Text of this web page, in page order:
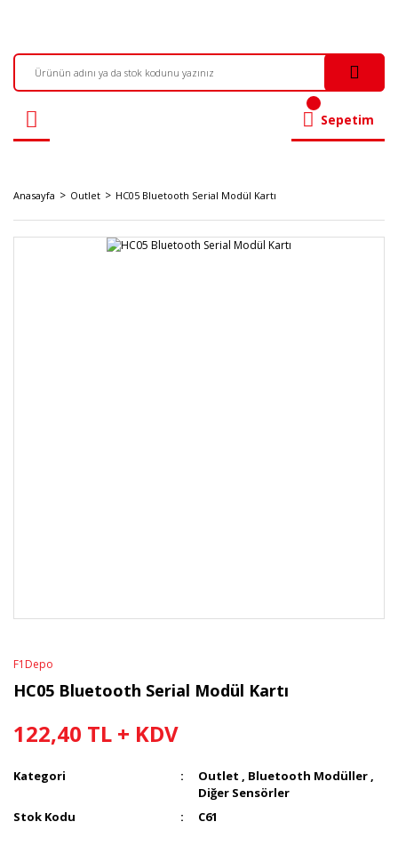
Sepetim
Anasayfa Outlet HC05 Bluetooth Serial Modül Kartı
F1Depo
HC05 Bluetooth Serial Modül Kartı
122,40 TL + KDV
Kategori Outlet , Bluetooth Modüller ,
Diğer Sensörler
Stok Kodu
C61